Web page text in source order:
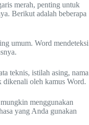
merah, penting untuk
Berikut adalah beberapa
umum. Word mendeteksi
teknis, istilah asing, nama
dikenali oleh kamus Word.
menggunakan
yang Anda gunakan